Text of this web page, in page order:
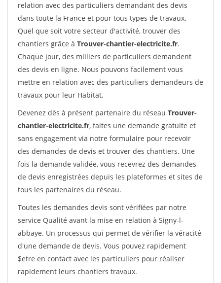
relation avec des particuliers demandant des devis
dans toute la France et pour tous types de travaux.
Quel que soit votre secteur d'activité, trouver des
chantiers grâce à Trouver-chantier-electricite.fr.
Chaque jour, des milliers de particuliers demandent
des devis en ligne. Nous pouvons facilement vous
mettre en relation avec des particuliers demandeurs de
travaux pour leur Habitat.
Devenez dès à présent partenaire du réseau Trouver-
chantier-electricite.fr, faites une demande gratuite et
sans engagement via notre formulaire pour recevoir
des demandes de devis et trouver des chantiers. Une
fois la demande validée, vous recevrez des demandes
de devis enregistrées depuis les plateformes et sites de
tous les partenaires du réseau.
Toutes les demandes devis sont vérifiées par notre
service Qualité avant la mise en relation à Signy-l-
abbaye. Un processus qui permet de vérifier la véracité
d'une demande de devis. Vous pouvez rapidement
$etre en contact avec les particuliers pour réaliser
rapidement leurs chantiers travaux.